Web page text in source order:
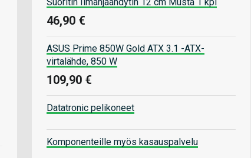
46,90 €
ASUS Prime 850W Gold ATX 3.1 -ATX-
virtalähde, 850 W
109,90 €
Datatronic pelikoneet
Komponenteille myös kasauspalvelu